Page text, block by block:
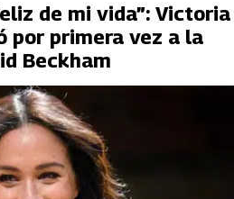
de mi vida”: Victoria
por primera vez a la
Beckham